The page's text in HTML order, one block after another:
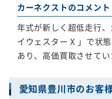
カーネクストのコメント
年式が新しく超低走行
イウェスター X 」で状
あり、高価買取させてい
愛知県豊川市のお客